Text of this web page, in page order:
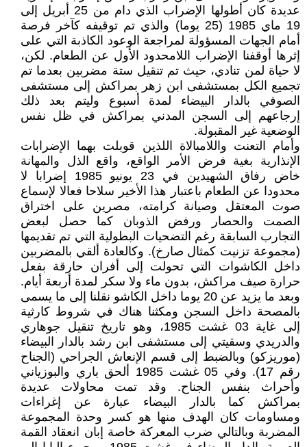
عديدة كان أطولها الإضراب الذي دام من 25 أبريل إلى
19 ماي 1985 (25 يوما) والذي تم توقيفه كآخر فرصة
أمام الجهات المسؤولة لمراجعة الوعود الكاذبة التي على
إثرها أوقفنا الإضراب اللامحدود الأول عن الطعام. لكن،
لا حياة لمن تنادي، حيث تم تنقيل ستة مضربين بعدما تم
تجميع الكل بمستشفى ابن زهر بمراكش إلى مستشفى
الصوفي بالدار البيضاء لمدة أسبوع وليتم بعد ذلك
إرجاعهم إلى السجن المدني بمراكش في ظل نفس
الوضعية غير المقبولة.
وأمام التعنت واللامبالاة اللذين قوبلت بهما الإضرابات
الإنذارية بغية فرض الأمر الواقع، واقع الذل والمهانة
خاض رفاق الشهيدين في 23 يونيو 1985 إضرابا لا
محدودا عن الطعام باعتبار هذا الأخير سلاحا فعالا لإسماع
صوت المعتقل وصيانة كرامته، مصرين على اختراق
الصمت والحصار ورفض الذوبان كما حصل لبعض
التجارب السابقة رغم التضحيات البطولية التي تم تقديمها
(مجموعة تزنيت كمثال صارخ). وكالعادة ألقي بالمضربين
داخل الكاشوات التي تحولت إلى أفران حارقة بفعل
حرارة صيف مراكش، بدون ماء ولا سكر لمدة أربعة أيام.
وبعد ما يزيد عن 20 يوما داخل الكاشو نقلنا إلى ما يسمى
بالمصحة داخل السجن ومكثنا هناك في شروط كارثية
إلى غاية 03 غشت 1985، وهو تاريخ تنقيل جوهاري
والدريدي وسقيتي إلى مستشفى ابن رشد بالدار البيضاء
(موريزكو) وبالضبط إلى قسم الإنعاش الجراحي (الجناح
رقم 17). وفي 05 غشت 1985 ألحق باري والبوزياني
وأحراث بنفس الجناح. وقد تمت محاولات عديدة
بمراكش كما بالدار البيضاء عبارة عن إغراءات
ومساومات كان الهدف منها هو كسر وحدة المجموعة
المضربة وبالتالي ضرب المعركة خاصة إبان انعقاد القمة